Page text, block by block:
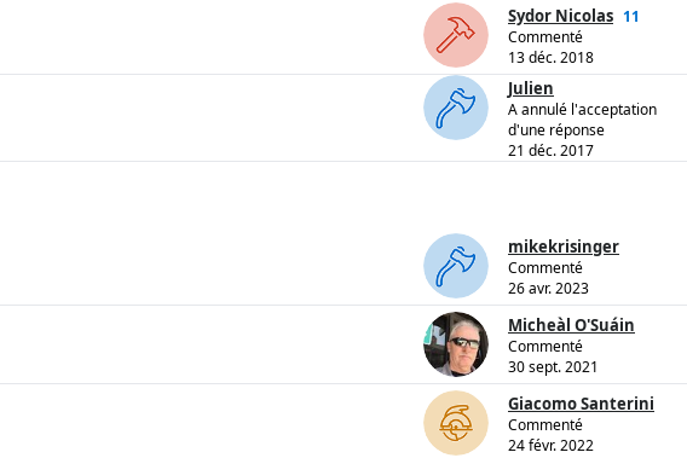
Sydor Nicolas 11
Commenté
13 déc. 2018
Julien
A annulé l'acceptation
d'une réponse
21 déc. 2017
mikekrisinger
Commenté
26 avr. 2023
Micheàl O'Suáin
Commenté
30 sept. 2021
Giacomo Santerini
Commenté
24 févr. 2022